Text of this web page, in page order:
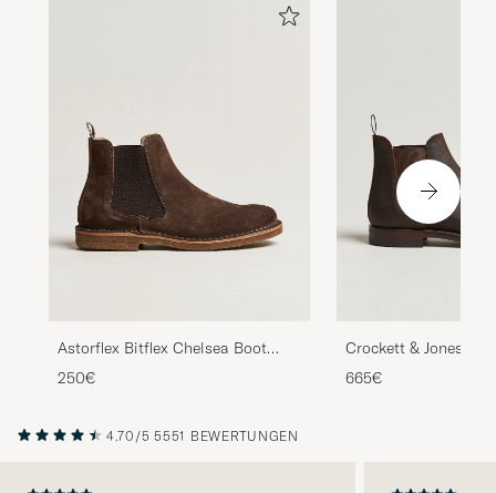
Astorflex Bitflex Chelsea Boot
Dark Brown Suede
250€
Crockett & Jones
Brown Rough-Out
665€
4.70/5 5551 BEWERTUNGEN